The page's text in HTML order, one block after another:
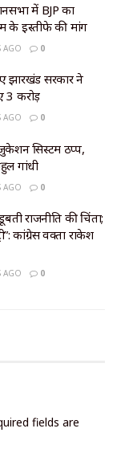
में BJP का
के इस्तीफे की मांग
AGO 0
झारखंड सरकार ने
करोड़
AGO 0
सिस्टम ठप्प,
गांधी
AGO 0
राजनीति की चिंता;
प्रवक्ता राकेश
AGO 0
fields are